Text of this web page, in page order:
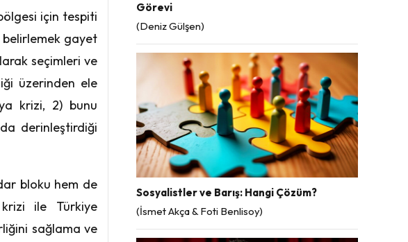
için tespiti
belirlemek gayet
seçimleri ve
üzerinden ele
krizi, 2) bunu
derinleştirdiği
bloku hem de
ile Türkiye
sağlama ve
Görevi
(Deniz Gülşen)
Sosyalistler ve Barış: Hangi Çözüm?
(İsmet Akça & Foti Benlisoy)